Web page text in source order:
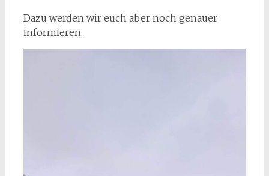
Dazu werden wir euch aber noch genauer
informieren.